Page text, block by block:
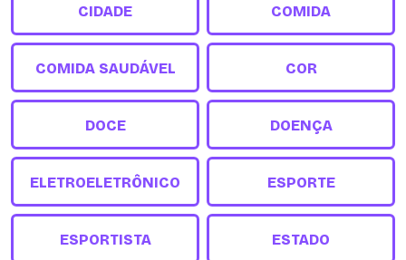
CIDADE COMIDA
COMIDA SAUDÁVEL COR
DOCE DOENÇA
ELETROELETRÔNICO ESPORTE
ESPORTISTA ESTADO